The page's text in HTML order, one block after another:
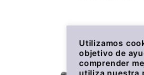
Utilizamos
objetivo de
comprender
utiliza nuestra